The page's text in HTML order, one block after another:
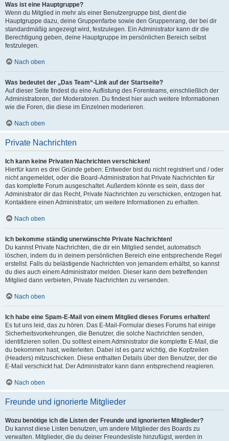
Was ist eine Hauptgruppe?
Wenn du Mitglied in mehr als einer Benutzergruppe bist, dient die
Hauptgruppe dazu, deine Gruppenfarbe sowie den Gruppenrang, der bei dir
standardmäßig angezeigt wird, festzulegen. Ein Administrator kann dir die
Berechtigung geben, deine Hauptgruppe im persönlichen Bereich selbst
festzulegen.
Nach oben
Was bedeutet der „Das Team“-Link auf der Startseite?
Auf dieser Seite findest du eine Auflistung des Forenteams, einschließlich der
Administratoren, der Moderatoren. Du findest hier auch weitere Informationen
wie die Foren, die diese im Einzelnen moderieren.
Nach oben
Private Nachrichten
Ich kann keine Privaten Nachrichten verschicken!
Hierfür kann es drei Gründe geben: Entweder bist du nicht registriert und / oder
nicht angemeldet, oder die Board-Administration hat Private Nachrichten für
das komplette Forum ausgeschaltet. Außerdem könnte es sein, dass der
Administrator dir das Recht, Private Nachrichten zu verschicken, entzogen hat.
Kontaktiere einen Administrator, um weitere Informationen zu erhalten.
Nach oben
Ich bekomme ständig unerwünschte Private Nachrichten!
Du kannst Private Nachrichten, die dir ein Mitglied sendet, automatisch
löschen, indem du in deinem persönlichen Bereich eine entsprechende Regel
erstellst. Falls du belästigende Nachrichten von jemandem erhältst, so kannst
du dies auch einem Administrator melden. Dieser kann dem betreffenden
Mitglied dann verbieten, Private Nachrichten zu versenden.
Nach oben
Ich habe eine Spam-E-Mail von einem Mitglied dieses Forums erhalten!
Es tut uns leid, das zu hören. Das E-Mail-Formular dieses Forums hat einige
Sicherheitsvorkehrungen, die Benutzer, die solche Nachrichten senden,
identifizieren sollen. Du solltest einem Administrator die komplette E-Mail, die
du bekommen hast, weiterleiten. Dabei ist es ganz wichtig, die Kopfzeilen
(Headers) mitzuschicken. Diese enthalten Details über den Benutzer, der die
E-Mail verschickt hat. Der Administrator kann dann entsprechend reagieren.
Nach oben
Freunde und ignorierte Mitglieder
Wozu benötige ich die Listen der Freunde und ignorierten Mitglieder?
Du kannst diese Listen benutzen, um andere Mitglieder des Boards zu
verwalten. Mitglieder, die du deiner Freundesliste hinzufügst, werden in